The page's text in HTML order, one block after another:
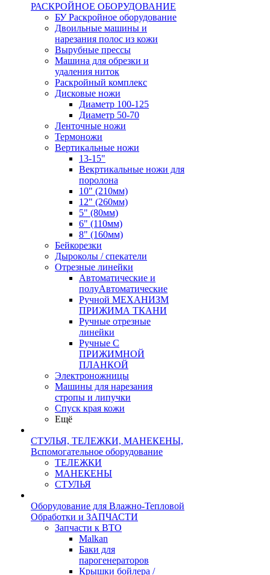
РАСКРОЙНОЕ ОБОРУДОВАНИЕ
БУ Раскройное оборудование
Двоильные машины и
нарезания полос из кожи
Вырубные прессы
Машина для обрезки и
удаления ниток
Раскройный комплекс
Дисковые ножи
Диаметр 100-125
Диаметр 50-70
Ленточные ножи
Термоножи
Вертикальные ножи
13-15"
Векртикальные ножи для
поролона
10" (210мм)
12" (260мм)
5" (80мм)
6" (110мм)
8" (160мм)
Бейкорезки
Дыроколы / спекатели
Отрезные линейки
Автоматические и
полуАвтоматические
Ручной МЕХАНИЗМ
ПРИЖИМА ТКАНИ
Ручные отрезные
линейки
Ручные С
ПРИЖИМНОЙ
ПЛАНКОЙ
Электроножницы
Машины для нарезания
стропы и липучки
Спуск края кожи
Ещё
СТУЛЬЯ, ТЕЛЕЖКИ, МАНЕКЕНЫ,
Вспомогательное оборудование
ТЕЛЕЖКИ
МАНЕКЕНЫ
СТУЛЬЯ
Оборудование для Влажно-Тепловой
Обработки и ЗАПЧАСТИ
Запчасти к ВТО
Malkan
Баки для
парогенераторов
Крышки бойлера /